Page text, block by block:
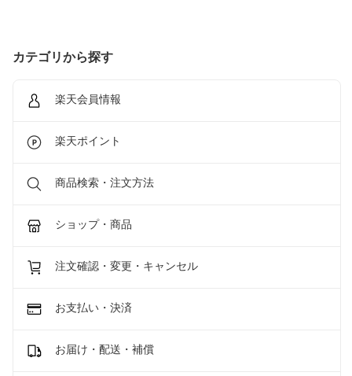
カテゴリから探す
楽天会員情報
楽天ポイント
商品検索・注文方法
ショップ・商品
注文確認・変更・キャンセル
お支払い・決済
お届け・配送・補償